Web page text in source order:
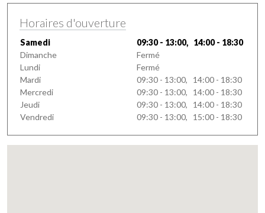
Horaires d'ouverture
Samedi
09:30 - 13:00, 14:00 - 18:30
Dimanche
Fermé
Lundi
Fermé
Mardi
09:30 - 13:00, 14:00 - 18:30
Mercredi
09:30 - 13:00, 14:00 - 18:30
Jeudi
09:30 - 13:00, 14:00 - 18:30
Vendredi
09:30 - 13:00, 15:00 - 18:30